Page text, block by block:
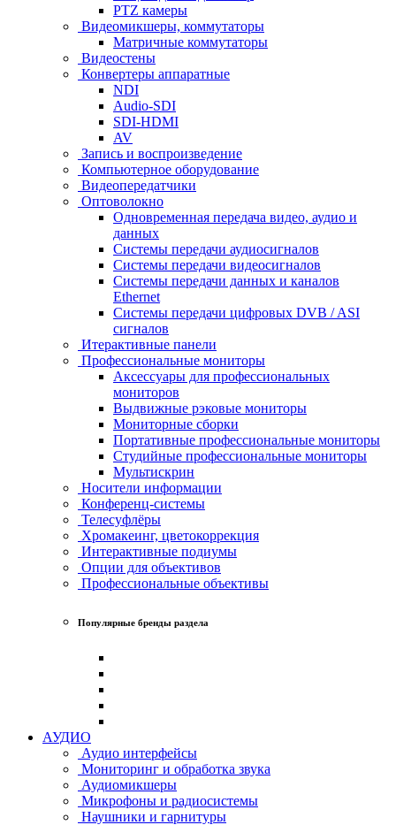
PTZ камеры
Видеомикшеры, коммутаторы
Матричные коммутаторы
Видеостены
Конвертеры аппаратные
NDI
Audio-SDI
SDI-HDMI
AV
Запись и воспроизведение
Компьютерное оборудование
Видеопередатчики
Оптоволокно
Одновременная передача видео, аудио и
данных
Системы передачи аудиосигналов
Системы передачи видеосигналов
Системы передачи данных и каналов
Ethernet
Системы передачи цифровых DVB / ASI
сигналов
Итерактивные панели
Профессиональные мониторы
Аксессуары для профессиональных
мониторов
Выдвижные рэковые мониторы
Мониторные сборки
Портативные профессиональные мониторы
Студийные профессиональные мониторы
Мультискрин
Носители информации
Конференц-системы
Телесуфлёры
Хромакеинг, цветокоррекция
Интерактивные подиумы
Опции для объективов
Профессиональные объективы
Популярные бренды раздела
АУДИО
Аудио интерфейсы
Мониторинг и обработка звука
Аудиомикшеры
Микрофоны и радиосистемы
Наушники и гарнитуры